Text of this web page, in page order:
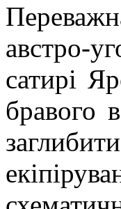
австро-
сатирі
бравого